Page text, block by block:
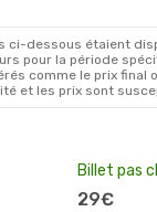
ci-dessous étaient
pour la période
comme le prix final
et les prix sont
Billet pas
29€